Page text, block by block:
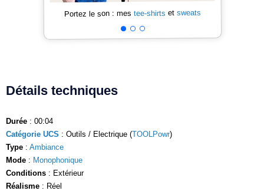
Portez le son : mes tee-shirts et sweats
Détails techniques
Durée : 00:04
Catégorie UCS : Outils / Electrique (TOOLPowr)
Type : Ambiance
Mode : Monophonique
Conditions : Extérieur
Réalisme : Réel